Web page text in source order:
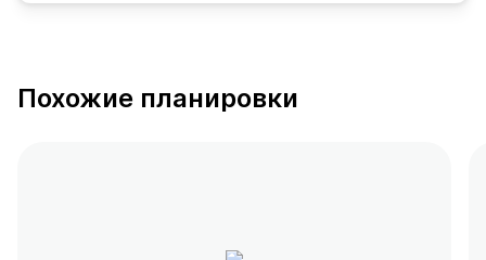
Похожие планировки